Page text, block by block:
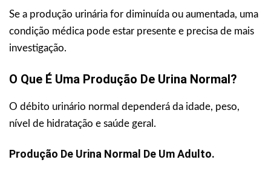
Se a produção urinária for diminuída ou aumentada, uma
condição médica pode estar presente e precisa de mais
investigação.
O Que É Uma Produção De Urina Normal?
O débito urinário normal dependerá da idade, peso,
nível de hidratação e saúde geral.
Produção De Urina Normal De Um Adulto.